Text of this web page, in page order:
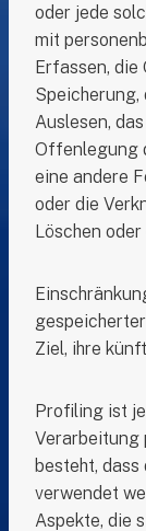
oder jede
mit
Erfassen, die
Speicherung,
Auslesen,
Offenlegung
eine andere
oder die
Löschen
Ziel, ihre
Profiling ist
Verarbeitung
besteht,
verwendet
Aspekte, die